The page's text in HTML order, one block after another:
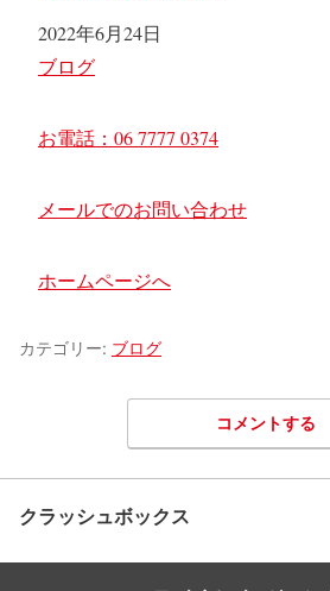
日付
2022年6月24日
関連理由
ブログ
お電話：06 7777 0374
メールでのお問い合わせ
ホームページへ
カテゴリー: ブログ
コメントする
クラッシュボックス